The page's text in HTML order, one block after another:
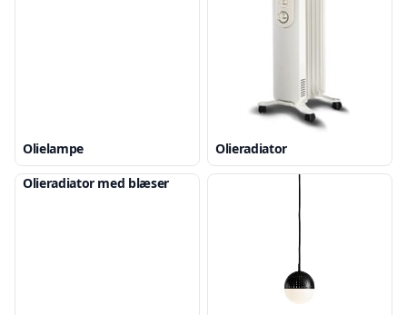
Olielampe
Olieradiator
Olieradiator med blæser